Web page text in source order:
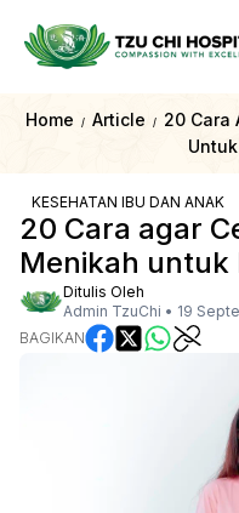
Home / Article /
20 Cara
KESEHATAN IBU DAN ANAK
20 Cara agar
Menikah untuk
Ditulis Oleh
Admin TzuChi • 19
BAGIKAN